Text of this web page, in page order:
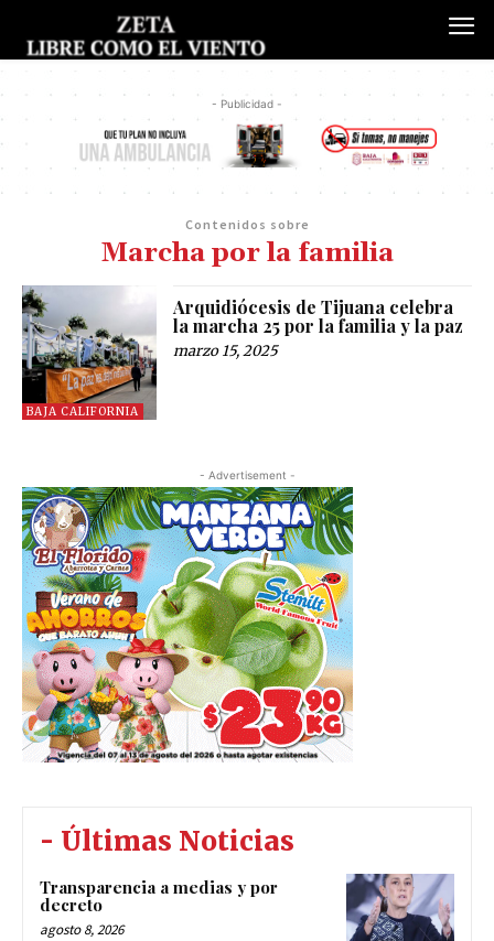
- Publicidad -
Contenidos sobre
Marcha por la familia
BAJA CALIFORNIA
Arquidiócesis de Tijuana celebra
la marcha 25 por la familia y la paz
marzo 15, 2025
- Advertisement -
- Últimas Noticias
Transparencia a medias y por
decreto
agosto 8, 2026